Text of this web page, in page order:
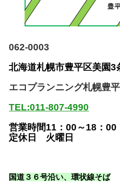
062-0003
北海道札幌市豊平区美園3
エコプランニング札幌豊
TEL:011-807-4990
営業時間11：00～18：00
定休日 火曜日
国道３６号沿い、環状線そば